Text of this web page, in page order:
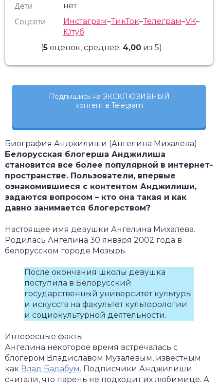
Дети нет
Соцсети Инстаграм–ТикТок–Телеграм–VK–
Ютуб
(5 оценок, среднее: 4,00 из 5)
Подпишись на ЭКСКЛЮЗИВНЫЙ
контент в Telegram
Биография Анджилиши (Ангелина Михалева)
Белорусская блогерша Анджилиша
становится все более популярной в интернет-
пространстве. Пользователи, впервые
ознакомившиеся с контентом Анджилиши,
задаются вопросом – кто она такая и как
давно занимается блогерством?
Настоящее имя девушки Ангелина Михалева.
Родилась Ангелина 30 января 2002 года в
белорусском городе Мозырь.
После окончания школы девушка
поступила в Белорусский
государственный университет культуры
и искусств на факультет культорологии
и социокультурной деятельности.
Интересные факты
Ангелина некоторое время встречалась с
блогером Владиславом Музалевым, известным
как Влад Бадабум. Подписчики Анджилиши
считали, что парень не подходит их любимице. А